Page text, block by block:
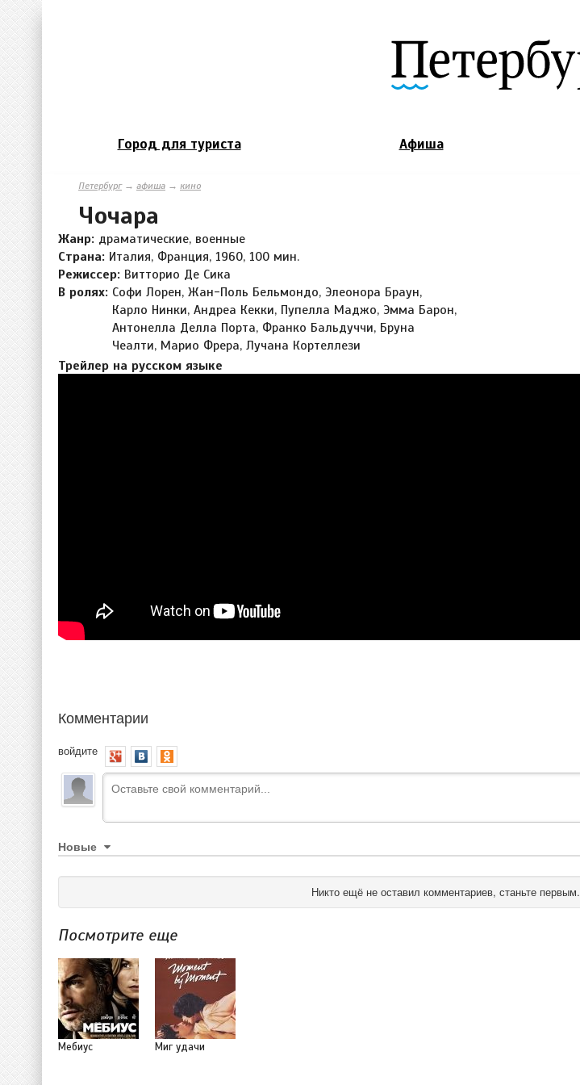
Город для туриста Афиша
Петербург→ афиша → кино
Чочара
Жанр: драматические, военные
Страна: Италия, Франция, 1960, 100 мин.
Режиссер: Витторио Де Сика
В ролях: Софи Лорен, Жан-Поль Бельмондо, Элеонора Браун,
Карло Нинки, Андреа Кекки, Пупелла Маджо, Эмма Барон,
Антонелла Делла Порта, Франко Бальдуччи, Бруна
Чеалти, Марио Фрера, Лучана Кортеллези
Трейлер на русском языке
Комментарии
войдите
Новые
Никто ещё не оставил комментариев, станьте первым.
Посмотрите еще
Мебиус Миг удачи